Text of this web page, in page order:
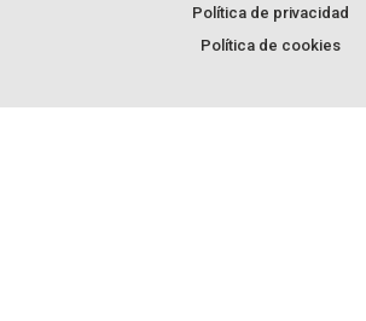
Política de privacidad
Política de cookies